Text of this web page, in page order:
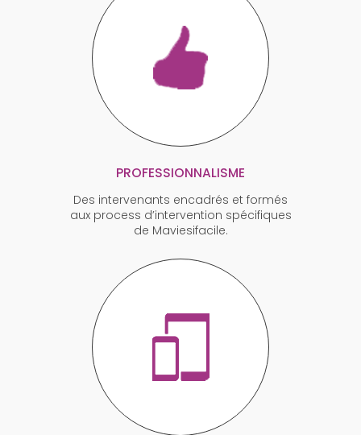
PROFESSIONNALISME
Des intervenants encadrés et formés
aux process d’intervention spécifiques
de Maviesifacile.